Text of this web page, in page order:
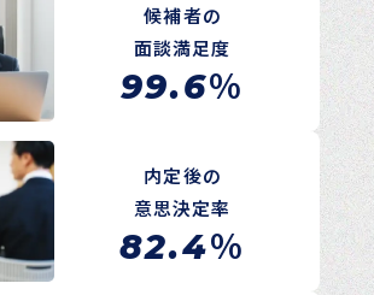
談会
の声
ア採用をお考えの企業様へ
れる４つの理由
の特長で解決
の採用スキーム
候補者の
面談満足度
99.6%
内定後の
意思決定率
82.4%